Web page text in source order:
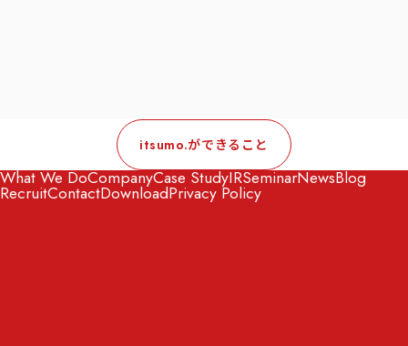
itsumo.ができること
What We DoCompanyCase StudyIRSeminarNewsBlog
RecruitContactDownloadPrivacy Policy